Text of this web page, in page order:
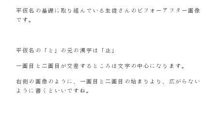
平仮名の基礎に取り組んでいる生徒さんのビフォーアフター画像
です。
平仮名の「と」の元の漢字は「止」
一画目と二画目が交差するところは文字の中心になります。
右側の画像のように、一画目と二画目の始まりより、広がらない
ように書くといいですね。